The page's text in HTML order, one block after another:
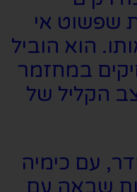
שפשוט אי
הוא הוביל
במחזמר
הקליל של
עם כימיה
שבאה עם